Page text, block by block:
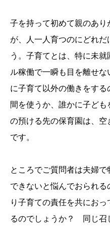
子を持って初めて親のあ
が、人一人育つのにどれだ
う。子育てとは、特に未
ル稼働で一瞬も目を離せ
に子育て以外の働きをす
間を使うか、誰かに子ど
の預ける先の保育園は、
です。
ところでご質問者は夫婦
できないと悩んでおられ
り子育ての責任を共にお
るのでしょうか？ 同じ召